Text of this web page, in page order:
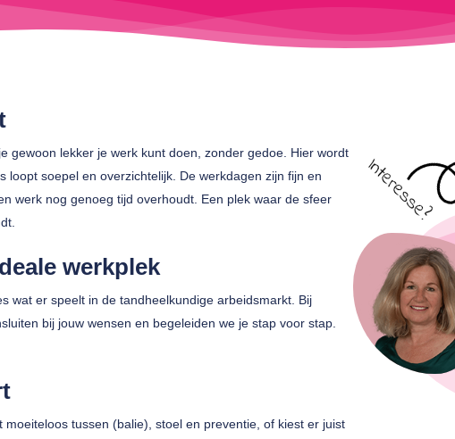
gewoon lekker je werk kunt doen, zonder gedoe. Hier wordt
loopt soepel en overzichtelijk. De werkdagen zijn fijn en
werk nog genoeg tijd overhoudt. Een plek waar de sfeer
werkplek
wat er speelt in de tandheelkundige arbeidsmarkt. Bij
bij jouw wensen en begeleiden we je stap voor stap.
tussen (balie), stoel en preventie, of kiest er juist